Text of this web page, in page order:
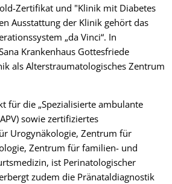
Zertifikat und "Klinik mit Diabetes
Ausstattung der Klinik gehört das
„da Vinci“. In
Krankenhaus Gottesfriede
als Alterstraumatologisches Zentrum
für die „Spezialisierte ambulante
sowie zertifiziertes
Urogynäkologie, Zentrum für
Zentrum für familien- und
ist Perinatologischer
zudem die Pränataldiagnostik